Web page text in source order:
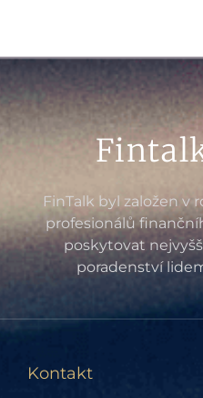
FinTalk byl založen v
profesionálů
poskytovat
poradenství
Kontakt